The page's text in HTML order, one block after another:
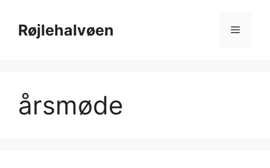
indholdRøjlehalvøen Menu
årsmøde